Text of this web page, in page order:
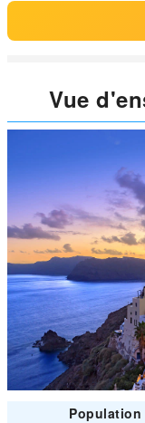
Vue
Population